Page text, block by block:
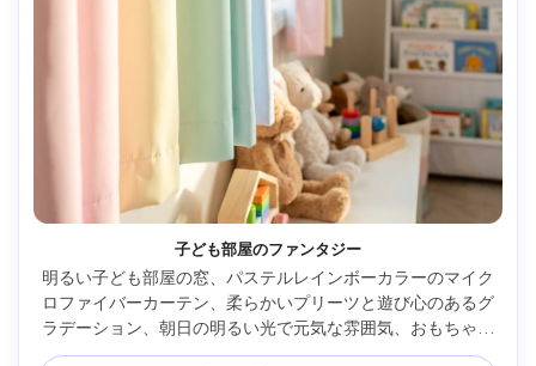
子ども部屋のファンタジー
明るい子ども部屋の窓、パステルレインボーカラーのマイク
ロファイバーカーテン、柔らかいプリーツと遊び心のあるグ
ラデーション、朝日の明るい光で元気な雰囲気、おもちゃや
本棚が背景、Sony A7IV・24mm・f/3.5、クリーンなライフ